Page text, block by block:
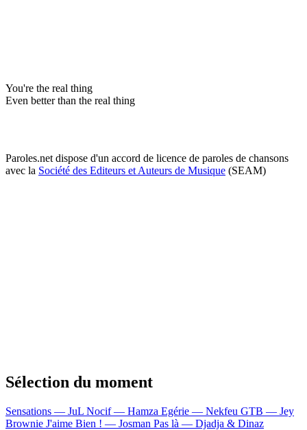
You're the real thing
Even better than the real thing
Paroles.net dispose d'un accord de licence de paroles de chansons
avec la Société des Editeurs et Auteurs de Musique (SEAM)
Sélection du moment
Sensations — JuL Nocif — Hamza Egérie — Nekfeu GTB — Jey
Brownie J'aime Bien ! — Josman Pas là — Djadja & Dinaz